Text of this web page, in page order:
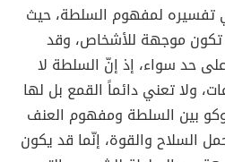
تفسيره لمفهوم السلطة، حيث
موجهة للأشخاص، وقد
حد سواء، إذ إنّ السلطة لا
ولا تعني دائماً القمع بل لها
فوكو بين السلطة ومفهوم العنف
السلاح والقوة، إنّما قد يكون